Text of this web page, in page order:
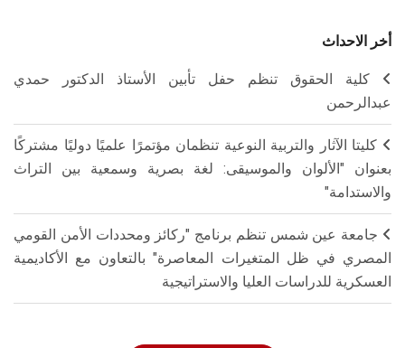
أخر الاحداث
كلية الحقوق تنظم حفل تأبين الأستاذ الدكتور حمدي
عبدالرحمن
كليتا الآثار والتربية النوعية تنظمان مؤتمرًا علميًا دوليًا مشتركًا
بعنوان "الألوان والموسيقى: لغة بصرية وسمعية بين التراث
والاستدامة"
جامعة عين شمس تنظم برنامج "ركائز ومحددات الأمن القومي
المصري في ظل المتغيرات المعاصرة" بالتعاون مع الأكاديمية
العسكرية للدراسات العليا والاستراتيجية